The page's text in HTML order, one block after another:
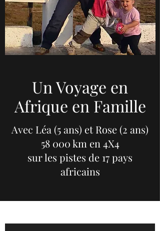
Un Voyage en
Afrique en Famille
Avec Léa (5 ans) et Rose (2 ans)
58 000 km en 4X4
sur les pistes de 17 pays
africains